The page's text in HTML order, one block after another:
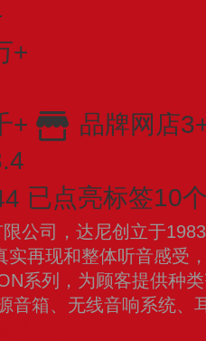
+
+
品牌网店
已点亮标签10
公司，达尼创立于
实再现和整体听音感受
系列，为顾客提供种
音箱、无线音响系统、